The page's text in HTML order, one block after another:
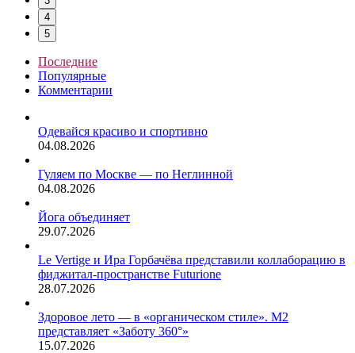
4
5
Последние
Популярные
Комментарии
Одевайся красиво и спортивно
04.08.2026
Гуляем по Москве — по Неглинной
04.08.2026
Йога объединяет
29.07.2026
Le Vertige и Ира Горбачёва представили коллаборацию в
фиджитал-пространстве Futurione
28.07.2026
Здоровое лето — в «органическом стиле». М2
представляет «Заботу 360°»
15.07.2026